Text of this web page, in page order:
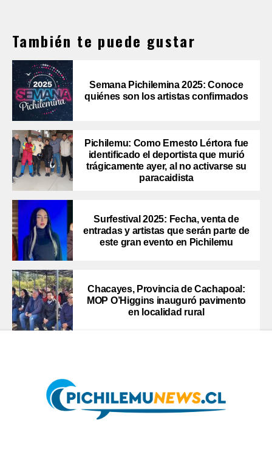
También te puede gustar
Semana Pichilemina 2025: Conoce
quiénes son los artistas confirmados
Pichilemu: Como Ernesto Lértora fue
identificado el deportista que murió
trágicamente ayer, al no activarse su
paracaidista
Surfestival 2025: Fecha, venta de
entradas y artistas que serán parte de
este gran evento en Pichilemu
Chacayes, Provincia de Cachapoal:
MOP O’Higgins inauguró pavimento
en localidad rural